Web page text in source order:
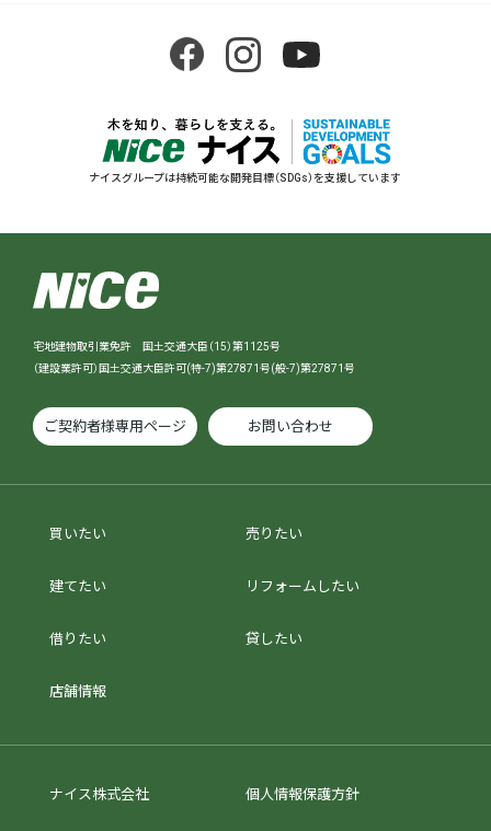
ナイスグループは持続可能な開発目標（SDGs）を支援しています
宅地建物取引業免許 国土交通大臣（15）第1125号
（建設業許可）国土交通大臣許可(特-7)第27871号(般-7)第27871号
ご契約者様専用ページ お問い合わせ
買いたい 売りたい
建てたい リフォームしたい
借りたい 貸したい
店舗情報
ナイス株式会社 個人情報保護方針